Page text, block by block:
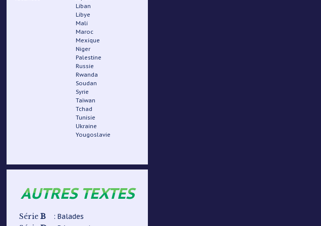
Liban
Libye
Mali
Maroc
Mexique
Niger
Palestine
Russie
Rwanda
Soudan
Syrie
Taïwan
Tchad
Tunisie
Ukraine
Yougoslavie
AUTRES TEXTES
Série B : Balades